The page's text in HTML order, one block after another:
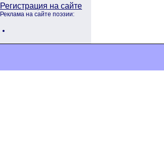
Регистрация на сайте
Реклама на сайте поэзии: